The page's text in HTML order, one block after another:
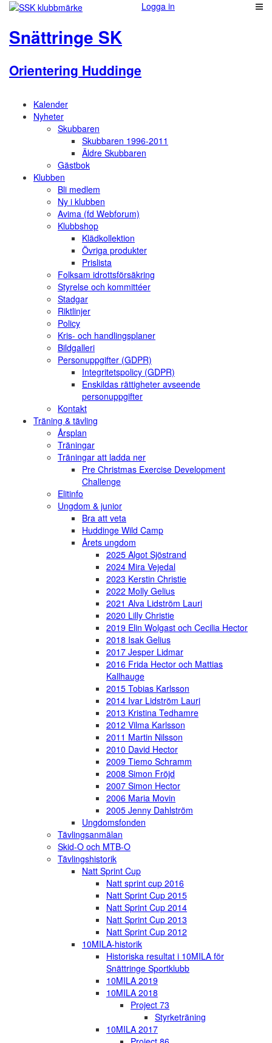
Logga in
Snättringe SK
Orientering Huddinge
Kalender
Nyheter
Skubbaren
Skubbaren 1996-2011
Äldre Skubbaren
Gästbok
Klubben
Bli medlem
Ny i klubben
Avima (fd Webforum)
Klubbshop
Klädkollektion
Övriga produkter
Prislista
Folksam idrottsförsäkring
Styrelse och kommittéer
Stadgar
Riktlinjer
Policy
Kris- och handlingsplaner
Bildgalleri
Personuppgifter (GDPR)
Integritetspolicy (GDPR)
Enskildas rättigheter avseende
personuppgifter
Kontakt
Träning & tävling
Årsplan
Träningar
Träningar att ladda ner
Pre Christmas Exercise Development
Challenge
Elitinfo
Ungdom & junior
Bra att veta
Huddinge Wild Camp
Årets ungdom
2025 Algot Sjöstrand
2024 Mira Vejedal
2023 Kerstin Christie
2022 Molly Gelius
2021 Alva Lidström Lauri
2020 Lilly Christie
2019 Elin Wolgast och Cecilia Hector
2018 Isak Gelius
2017 Jesper Lidmar
2016 Frida Hector och Mattias
Kallhauge
2015 Tobias Karlsson
2014 Ivar Lidström Lauri
2013 Kristina Tedhamre
2012 Vilma Karlsson
2011 Martin Nilsson
2010 David Hector
2009 Tiemo Schramm
2008 Simon Fröjd
2007 Simon Hector
2006 Maria Movin
2005 Jenny Dahlström
Ungdomsfonden
Tävlingsanmälan
Skid-O och MTB-O
Tävlingshistorik
Natt Sprint Cup
Natt sprint cup 2016
Natt Sprint Cup 2015
Natt Sprint Cup 2014
Natt Sprint Cup 2013
Natt Sprint Cup 2012
10MILA-historik
Historiska resultat i 10MILA för
Snättringe Sportklubb
10MILA 2019
10MILA 2018
Project 73
Styrketräning
10MILA 2017